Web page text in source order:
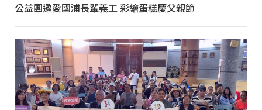
公益團邀愛國浦長輩義工 彩繪蛋糕慶父親節